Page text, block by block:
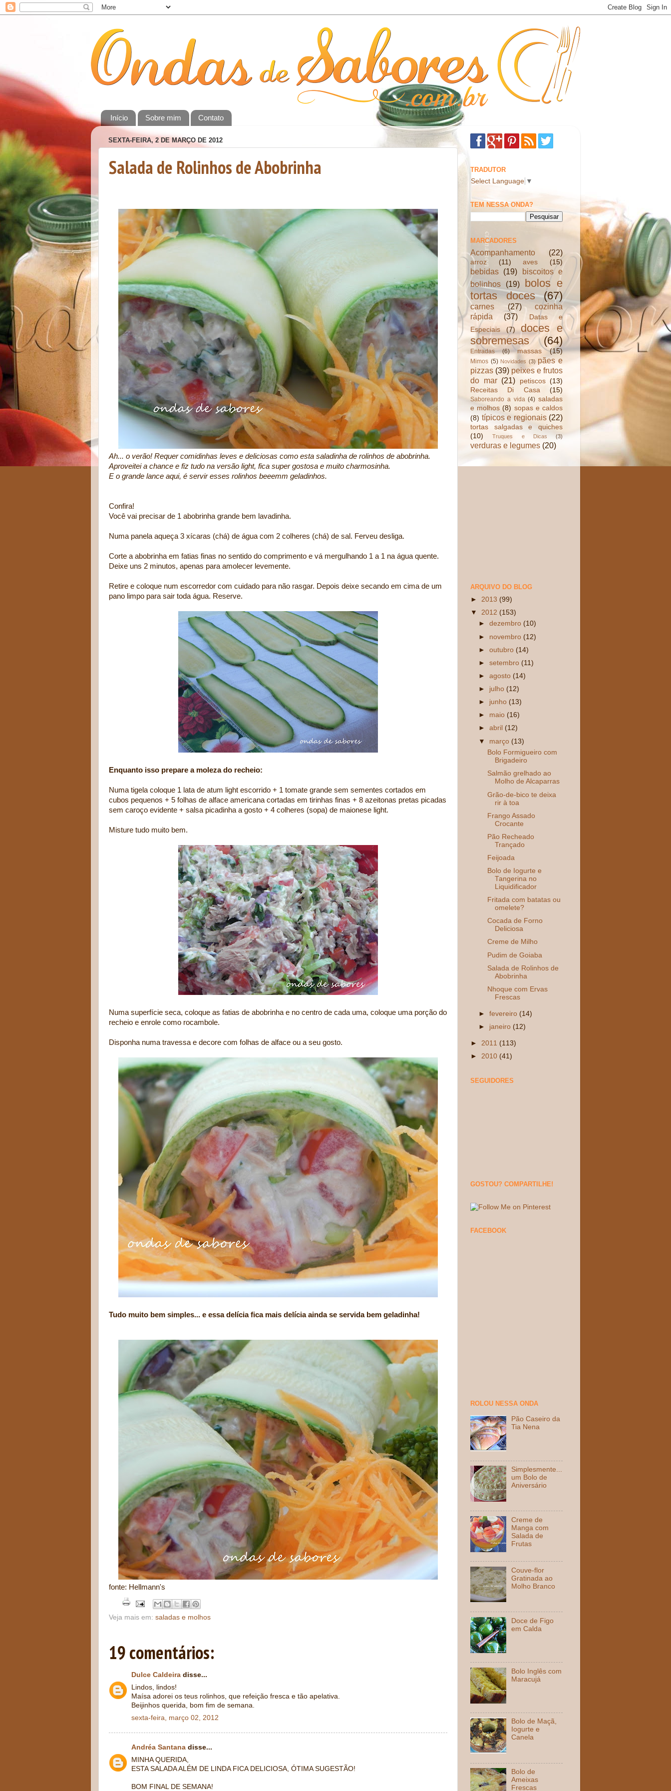
Início Sobre mim Contato
SEXTA-FEIRA, 2 DE MARÇO DE 2012
Salada de Rolinhos de Abobrinha
Ah... o verão! Requer comidinhas leves e deliciosas como esta saladinha de rolinhos de abobrinha.
Aproveitei a chance e fiz tudo na versão light, fica super gostosa e muito charmosinha.
E o grande lance aqui, é servir esses rolinhos beeemm geladinhos.
Confira!
Você vai precisar de 1 abobrinha grande bem lavadinha.
Numa panela aqueça 3 xícaras (chá) de água com 2 colheres (chá) de sal. Ferveu desliga.
Corte a abobrinha em fatias finas no sentido do comprimento e vá mergulhando 1 a 1 na água quente.
Deixe uns 2 minutos, apenas para amolecer levemente.
Retire e coloque num escorredor com cuidado para não rasgar. Depois deixe secando em cima de um
pano limpo para sair toda água. Reserve.
Enquanto isso prepare a moleza do recheio:
Numa tigela coloque 1 lata de atum light escorrido + 1 tomate grande sem sementes cortados em
cubos pequenos + 5 folhas de alface americana cortadas em tirinhas finas + 8 azeitonas pretas picadas
sem caroço evidente + salsa picadinha a gosto + 4 colheres (sopa) de maionese light.
Misture tudo muito bem.
Numa superfície seca, coloque as fatias de abobrinha e no centro de cada uma, coloque uma porção do
recheio e enrole como rocambole.
Disponha numa travessa e decore com folhas de alface ou a seu gosto.
Tudo muito bem simples... e essa delícia fica mais delícia ainda se servida bem geladinha!
fonte: Hellmann's
Veja mais em: saladas e molhos
19 comentários:
Dulce Caldeira disse...
Lindos, lindos!
Maísa adorei os teus rolinhos, que refeição fresca e tão apelativa.
Beijinhos querida, bom fim de semana.
sexta-feira, março 02, 2012
Andréa Santana disse...
MINHA QUERIDA,
ESTA SALADA ALÉM DE LINDA FICA DELICIOSA, ÓTIMA SUGESTÃO!
BOM FINAL DE SEMANA!
TRADUTOR
Select Language ▼
TEM NESSA ONDA?
MARCADORES
Acompanhamento (22)
arroz (11) aves (15)
bebidas (19)
biscoitos e
bolinhos
(19)
bolos e
tortas doces
(67)
carnes (27)
cozinha
rápida
(37)
Datas e
Especiais
(7)
doces e
sobremesas
(64)
Entradas (6) massas (15)
Mimos (5) Novidades (3) pães e
pizzas (39) peixes e frutos
do mar (21) petiscos (13)
Receitas Di Casa
(15)
Saboreando a vida (4) saladas
e molhos (8) sopas e caldos
(8) típicos e regionais (22)
tortas salgadas e quiches
(10)
Truques e Dicas (3)
verduras e legumes (20)
ARQUIVO DO BLOG
► 2013 (99)
▼ 2012 (153)
►dezembro (10)
► novembro (12)
►outubro (14)
►setembro (11)
►agosto (14)
► julho (12)
► junho (13)
► maio (16)
►abril (12)
▼ março (13)
Bolo Formigueiro com
Brigadeiro
Salmão grelhado ao
Molho de Alcaparras
Grão-de-bico te deixa
rir à toa
Frango Assado
Crocante
Pão Recheado
Trançado
Feijoada
Bolo de Iogurte e
Tangerina no
Liquidificador
Fritada com batatas ou
omelete?
Cocada de Forno
Deliciosa
Creme de Milho
Pudim de Goiaba
Salada de Rolinhos de
Abobrinha
Nhoque com Ervas
Frescas
►fevereiro (14)
► janeiro (12)
► 2011 (113)
► 2010 (41)
SEGUIDORES
GOSTOU? COMPARTILHE!
FACEBOOK
ROLOU NESSA ONDA
Pão Caseiro da
Tia Nena
Simplesmente...
um Bolo de
Aniversário
Creme de
Manga com
Salada de
Frutas
Couve-flor
Gratinada ao
Molho Branco
Doce de Figo
em Calda
Bolo Inglês com
Maracujá
Bolo de Maçã,
Iogurte e
Canela
Bolo de
Ameixas
Frescas